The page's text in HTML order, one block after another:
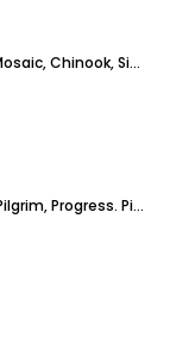
Chinook, Simcoe.
Progress. Piana - na dłużej pełna warstwa.